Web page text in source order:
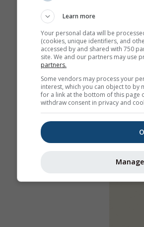
Learn more
Your personal data will be
(cookies, unique identifiers, and
accessed by and shared with 750
site. We and our partners may use
partners.
Some vendors may process your
interest, which you can object to
for a link at the bottom of this page
withdraw consent in privacy and